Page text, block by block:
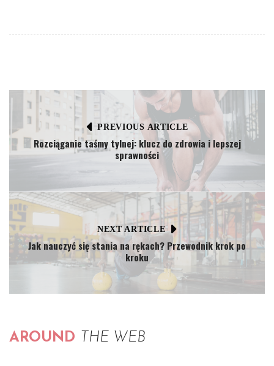
PREVIOUS ARTICLE
Rozciąganie taśmy tylnej: klucz do zdrowia i lepszej
sprawności
NEXT ARTICLE
Jak nauczyć się stania na rękach? Przewodnik krok po
kroku
AROUND THE WEB